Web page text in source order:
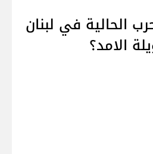
الحالية في لبنان
الامد؟